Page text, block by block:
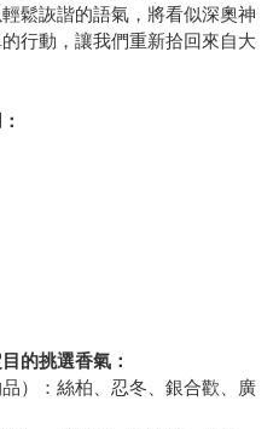
鬆詼諧的語氣，將看似深奧神
行動，讓我們重新拾回來自大
的挑選香氣：
）：絲柏、忍冬、銀合歡、廣